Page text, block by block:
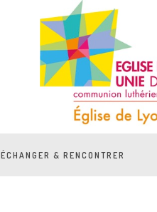
ÉCHANGER & RENCONTRER